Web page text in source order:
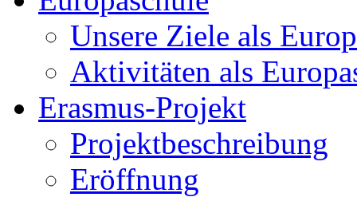
Unsere Ziele als
Aktivitäten als
Erasmus-Projekt
Projektbeschreibung
Eröffnung